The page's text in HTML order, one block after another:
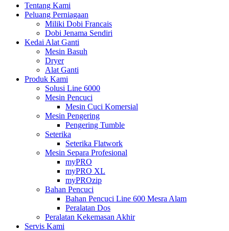
Tentang Kami
Peluang Perniagaan
Miliki Dobi Francais
Dobi Jenama Sendiri
Kedai Alat Ganti
Mesin Basuh
Dryer
Alat Ganti
Produk Kami
Solusi Line 6000
Mesin Pencuci
Mesin Cuci Komersial
Mesin Pengering
Pengering Tumble
Seterika
Seterika Flatwork
Mesin Separa Profesional
myPRO
myPRO XL
myPROzip
Bahan Pencuci
Bahan Pencuci Line 600 Mesra Alam
Peralatan Dos
Peralatan Kekemasan Akhir
Servis Kami